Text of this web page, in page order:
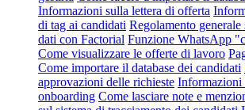
Informazioni sulla lettera di offerta
di tag ai candidati Regolamento
dati con Factorial Funzione WhatsApp
Come visualizzare le offerte di lavoro
Come importare il database dei candidati
approvazioni delle richieste Informazioni
onboarding Come lasciare note e